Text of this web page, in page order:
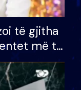
të gjitha
më të
Do më
kur…